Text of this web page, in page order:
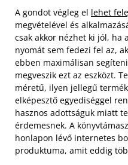
A gondot végleg el lehet
megvételével és
csak akkor nézhet ki jól, ha
nyomát sem fedezi fel az,
ebben maximálisan
megveszik ezt az eszközt.
méretű, ilyen jellegű
elképesztő egyediséggel
hasznos adottságuk miatt
érdemesnek. A
honlapon lévő internetes
produktuma, amit eddig